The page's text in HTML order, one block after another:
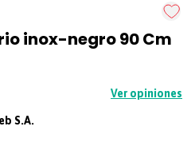
inox-negro 90 Cm
Ver opiniones
S.A.